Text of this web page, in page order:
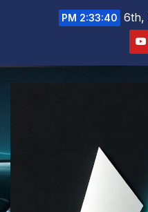
2:33:41 PM